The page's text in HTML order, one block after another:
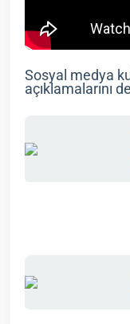
Sosyal medya
açıklamalarını